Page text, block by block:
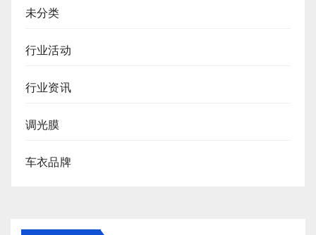
未分类
行业活动
行业资讯
调光膜
车衣品牌